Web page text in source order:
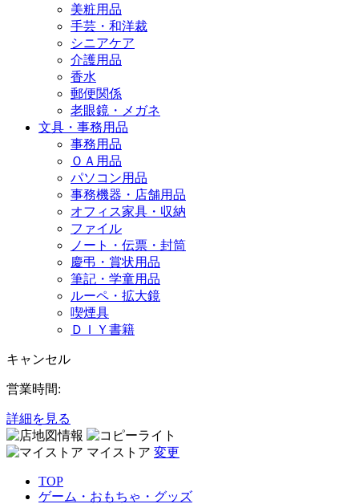
美粧用品
手芸・和洋裁
シニアケア
介護用品
香水
郵便関係
老眼鏡・メガネ
文具・事務用品
事務用品
ＯＡ用品
パソコン用品
事務機器・店舗用品
オフィス家具・収納
ファイル
ノート・伝票・封筒
慶弔・賞状用品
筆記・学童用品
ルーペ・拡大鏡
喫煙具
ＤＩＹ書籍
キャンセル
営業時間:
詳細を見る
マイストア 変更
TOP
ゲーム・おもちゃ・グッズ